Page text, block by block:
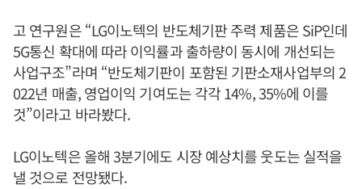
고 연구원은 “LG이노텍의 반도체기판 주력 제품은 SiP인데
5G통신 확대에 따라 이익률과 출하량이 동시에 개선되는
사업구조”라며 “반도체기판이 포함된 기판소재사업부의 2
022년 매출, 영업이익 기여도는 각각 14%, 35%에 이를
것”이라고 바라봤다.
LG이노텍은 올해 3분기에도 시장 예상치를 웃도는 실적을
낼 것으로 전망됐다.